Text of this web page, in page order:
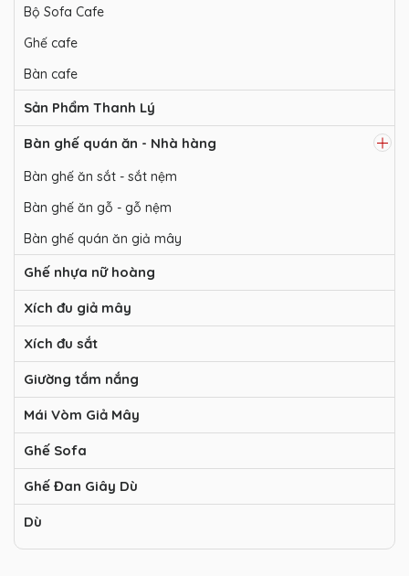
Bộ Sofa Cafe
Ghế cafe
Bàn cafe
Sản Phẩm Thanh Lý
Bàn ghế quán ăn - Nhà hàng
Bàn ghế ăn sắt - sắt nệm
Bàn ghế ăn gỗ - gỗ nệm
Bàn ghế quán ăn giả mây
Ghế nhựa nữ hoàng
Xích đu giả mây
Xích đu sắt
Giường tắm nắng
Mái Vòm Giả Mây
Ghế Sofa
Ghế Đan Giây Dù
Dù